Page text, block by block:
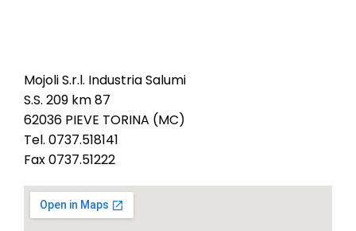
Mojoli S.r.l. Industria Salumi
S.S. 209 km 87
62036 PIEVE TORINA (MC)
Tel. 0737.518141
Fax 0737.51222